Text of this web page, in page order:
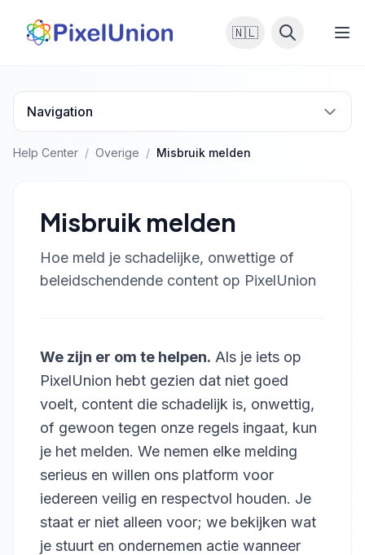
🇳🇱
Navigation
Help Center / Overige / Misbruik melden
Misbruik melden
Hoe meld je schadelijke, onwettige of
beleidschendende content op PixelUnion
We zijn er om te helpen. Als je iets op
PixelUnion hebt gezien dat niet goed
voelt, content die schadelijk is, onwettig,
of gewoon tegen onze regels ingaat, kun
je het melden. We nemen elke melding
serieus en willen ons platform voor
iedereen veilig en respectvol houden. Je
staat er niet alleen voor; we bekijken wat
je stuurt en ondernemen actie wanneer